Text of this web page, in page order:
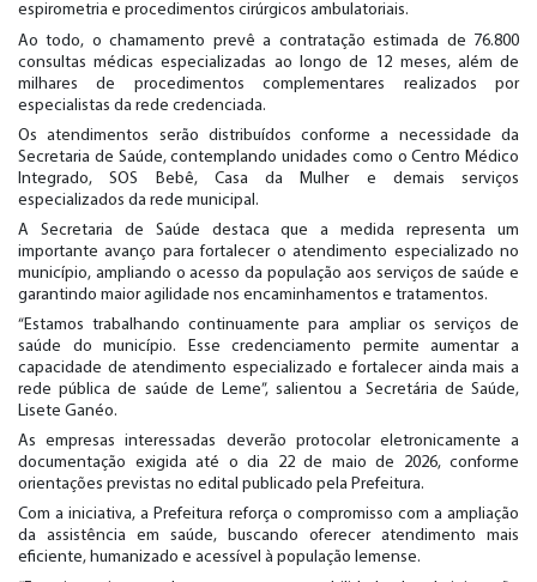
espirometria e procedimentos cirúrgicos ambulatoriais.
Ao todo, o chamamento prevê a contratação estimada de 76.800
consultas médicas especializadas ao longo de 12 meses, além de
milhares de procedimentos complementares realizados por
especialistas da rede credenciada.
Os atendimentos serão distribuídos conforme a necessidade da
Secretaria de Saúde, contemplando unidades como o Centro Médico
Integrado, SOS Bebê, Casa da Mulher e demais serviços
especializados da rede municipal.
A Secretaria de Saúde destaca que a medida representa um
importante avanço para fortalecer o atendimento especializado no
município, ampliando o acesso da população aos serviços de saúde e
garantindo maior agilidade nos encaminhamentos e tratamentos.
“Estamos trabalhando continuamente para ampliar os serviços de
saúde do município. Esse credenciamento permite aumentar a
capacidade de atendimento especializado e fortalecer ainda mais a
rede pública de saúde de Leme”, salientou a Secretária de Saúde,
Lisete Ganéo.
As empresas interessadas deverão protocolar eletronicamente a
documentação exigida até o dia 22 de maio de 2026, conforme
orientações previstas no edital publicado pela Prefeitura.
Com a iniciativa, a Prefeitura reforça o compromisso com a ampliação
da assistência em saúde, buscando oferecer atendimento mais
eficiente, humanizado e acessível à população lemense.